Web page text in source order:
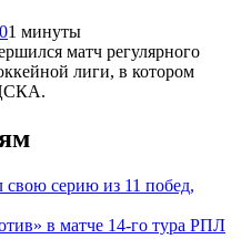
01 минуты
матч регулярного
лиги, в котором
свою серию из 11 побед,
в матче 14-го тура РПЛ